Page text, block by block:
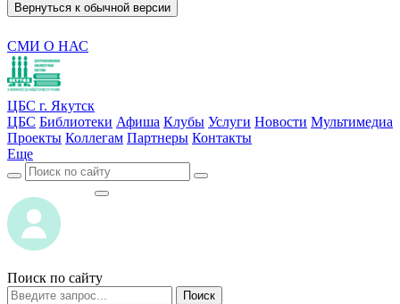
Вернуться к обычной версии
СМИ О НАС
ЦБС г. Якутск
ЦБС Библиотеки Афиша Клубы Услуги Новости Мультимедиа
Проекты Коллегам Партнеры Контакты
Еще
Поиск по сайту
Поиск